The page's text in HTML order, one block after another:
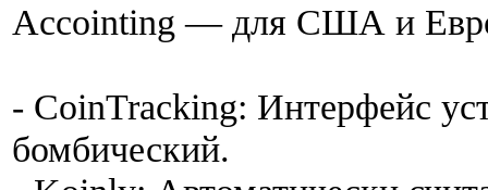
Accointing — для США и
- CoinTracking: Интерфейс
бомбический.